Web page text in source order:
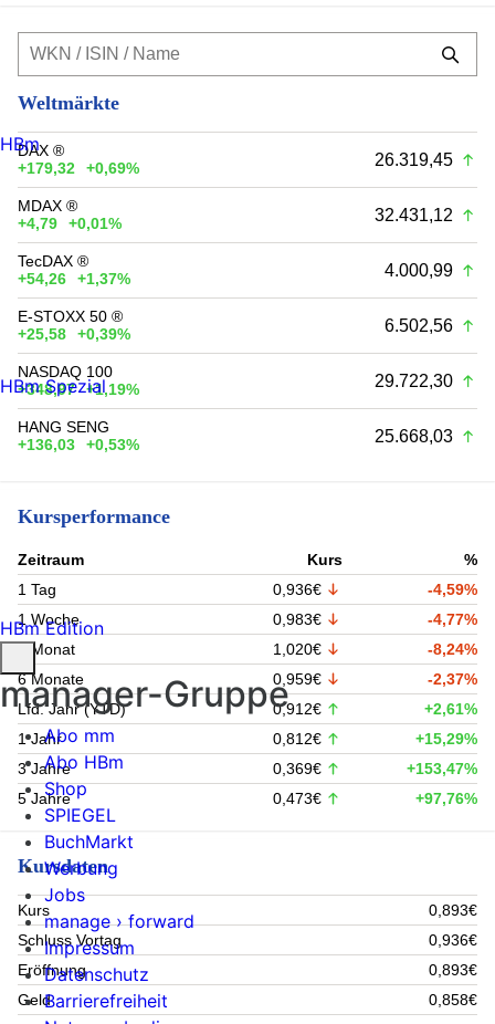
Weltmärkte
DAX ®
+179,32
+0,69% 26.319,45
MDAX ®
+4,79
+0,01% 32.431,12
TecDAX ®
+54,26
+1,37% 4.000,99
E-STOXX 50 ®
+25,58
+0,39% 6.502,56
NASDAQ 100
+348,97
+1,19% 29.722,30
HANG SENG
+136,03
+0,53% 25.668,03
Kursperformance
Zeitraum Kurs
%
1 Tag
0,936€
-4,59%
1 Woche
0,983€
-4,77%
1 Monat
1,020€
-8,24%
6 Monate
0,959€
-2,37%
Lfd. Jahr (YTD)
0,912€
+2,61%
1 Jahr
0,812€
+15,29%
3 Jahre
0,369€
+153,47%
5 Jahre
0,473€ +97,76%
Kursdaten
Kurs
0,893€
Schluss Vortag
0,936€
Eröffnung
0,893€
Geld
0,858€
HBm
HBm Spezial
HBm Edition
manager-Gruppe
Abo mm
Abo HBm
Shop
SPIEGEL
BuchMarkt
Werbung
Jobs
manage › forward
Impressum
Datenschutz
Barrierefreiheit